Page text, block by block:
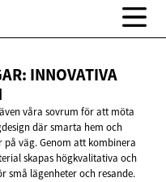
INNOVATIVA
våra sovrum för att möta
där smarta hem och
väg. Genom att kombinera
skapas högkvalitativa och
små lägenheter och resande.